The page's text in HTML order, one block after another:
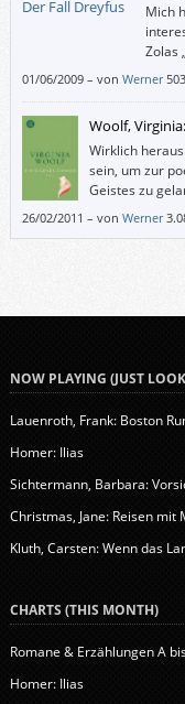
Mich
Zolas
01/06/2009– von Werner
Woolf,
Wirklich
sein, um zur
Geistes zu
für Männer.
26/02/2011 – von Werner
NOW PLAYING (JUST
Lauenroth, Frank: Boston
Homer: Ilias
Sichtermann, Barbara:
Christmas, Jane: Reisen mit
Kluth, Carsten: Wenn das
CHARTS (THIS MONTH)
Romane & Erzählungen A
Homer: Ilias